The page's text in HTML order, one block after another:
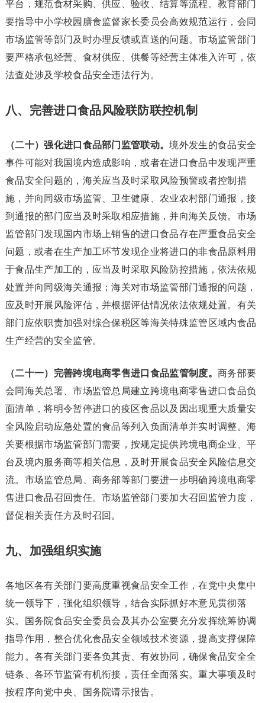
平台，规范食材采购、供应、验收、结算等流程。教育部门
要指导中小学校园膳食监督家长委员会高效规范运行，会同
市场监管等部门及时办理反馈或直送的问题。市场监管部门
要严格承包经营、食材供应、供餐等经营主体准入许可，依
法查处涉及学校食品安全违法行为。
八、完善进口食品风险联防联控机制
（二十）强化进口食品部门监管联动。境外发生的食品安全
事件可能对我国境内造成影响，或者在进口食品中发现严重
食品安全问题的，海关应当及时采取风险预警或者控制措
施，并向同级市场监管、卫生健康、农业农村部门通报，接
到通报的部门应当及时采取相应措施，并向海关反馈。市场
监管部门发现国内市场上销售的进口食品存在严重食品安全
问题，或者在生产加工环节发现企业将进口的非食品原料用
于食品生产加工的，应当及时采取风险防控措施，依法依规
处置并向同级海关通报；海关对市场监管部门通报的问题，
应及时开展风险评估，并根据评估情况依法依规处置。有关
部门应依职责加强对综合保税区等海关特殊监管区域内食品
生产经营的安全监管。
（二十一）完善跨境电商零售进口食品监管制度。 商务部要
会同海关总署、市场监管总局建立跨境电商零售进口食品负
面清单，将明令暂停进口的疫区食品以及因出现重大质量安
全风险启动应急处置的食品等列入负面清单并实时调整。海
关要根据市场监管部门需要，按规定提供跨境电商企业、平
台及境内服务商等相关信息，及时开展食品安全风险信息交
流。市场监管总局、商务部等部门要进一步明确跨境电商零
售进口食品召回责任。市场监管部门要加大召回监管力度，
督促相关责任方及时召回。
九、加强组织实施
各地区各有关部门要高度重视食品安全工作，在党中央集中
统一领导下，强化组织领导，结合实际抓好本意见贯彻落
实。国务院食品安全委员会及其办公室要充分发挥统筹协调
指导作用，整合优化食品安全领域技术资源，提高支撑保障
能力。各有关部门要各负其责、有效协同，确保食品安全全
链条、各环节监管有机衔接，责任全面落实。重大事项及时
按程序向党中央、国务院请示报告。